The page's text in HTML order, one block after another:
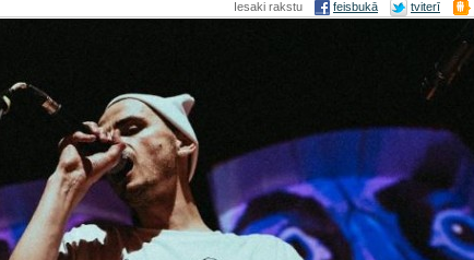
Iesaki rakstu feisbukā tviterī